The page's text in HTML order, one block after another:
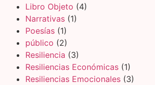
Libro Objeto (4)
Narrativas (1)
Poesías (1)
público (2)
Resiliencia (3)
Resiliencias Económicas (1)
Resiliencias Emocionales (3)